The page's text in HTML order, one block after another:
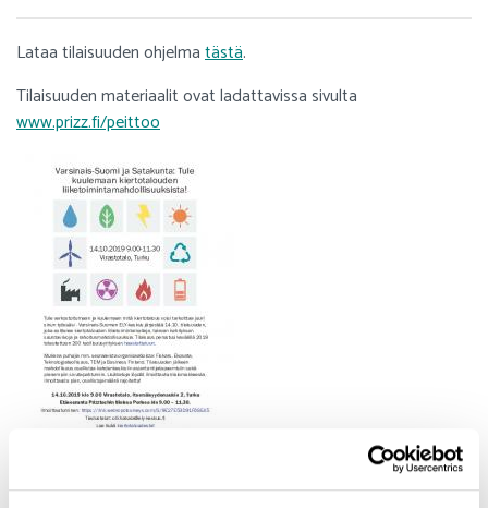
Lataa tilaisuuden ohjelmatästä.
Tilaisuuden materiaalit ovat ladattavissa sivulta
www.prizz.fi/peittoo